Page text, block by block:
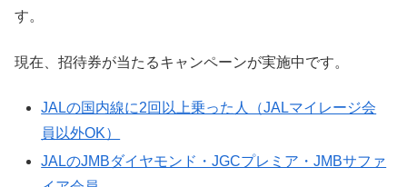
す。
現在、招待券が当たるキャンペーンが実施中です。
JALの国内線に2回以上乗った人（JALマイレージ会
員以外OK）
JALのJMBダイヤモンド・JGCプレミア・JMBサファ